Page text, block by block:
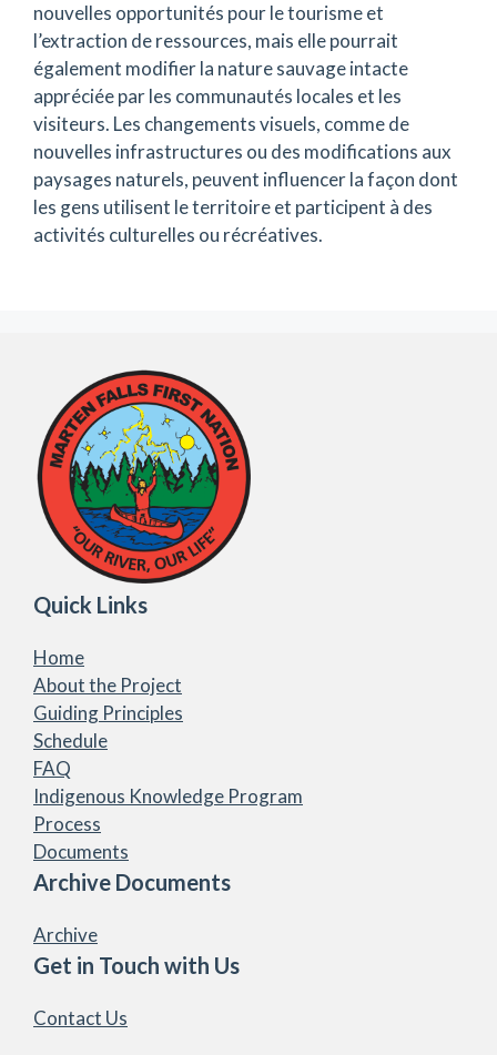
nouvelles opportunités pour le tourisme et
l’extraction de ressources, mais elle pourrait
également modifier la nature sauvage intacte
appréciée par les communautés locales et les
visiteurs. Les changements visuels, comme de
nouvelles infrastructures ou des modifications aux
paysages naturels, peuvent influencer la façon dont
les gens utilisent le territoire et participent à des
activités culturelles ou récréatives.
Quick Links
Home
About the Project
Guiding Principles
Schedule
FAQ
Indigenous Knowledge Program
Process
Documents
Archive Documents
Archive
Get in Touch with Us
Contact Us